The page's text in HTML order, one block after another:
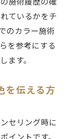
施術履歴の確
ているかをチ
のカラー施術
を参考にする
ます。
を伝える方
セリング時に